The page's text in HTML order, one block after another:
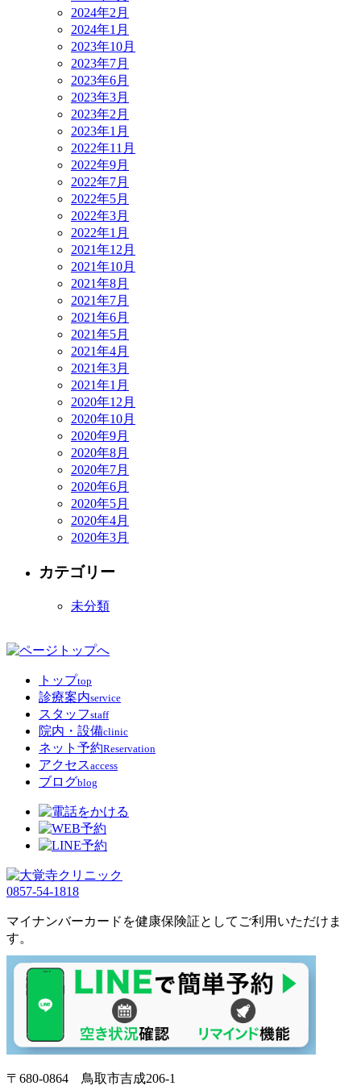
2024年2月
2024年1月
2023年10月
2023年7月
2023年6月
2023年3月
2023年2月
2023年1月
2022年11月
2022年9月
2022年7月
2022年5月
2022年3月
2022年1月
2021年12月
2021年10月
2021年8月
2021年7月
2021年6月
2021年5月
2021年4月
2021年3月
2021年1月
2020年12月
2020年10月
2020年9月
2020年8月
2020年7月
2020年6月
2020年5月
2020年4月
2020年3月
カテゴリー
未分類
トップtop
診療案内service
スタッフstaff
院内・設備clinic
ネット予約Reservation
アクセスaccess
ブログblog
0857-54-1818
マイナンバーカードを健康保険証としてご利用いただけま
す。
〒680-0864 鳥取市吉成206-1